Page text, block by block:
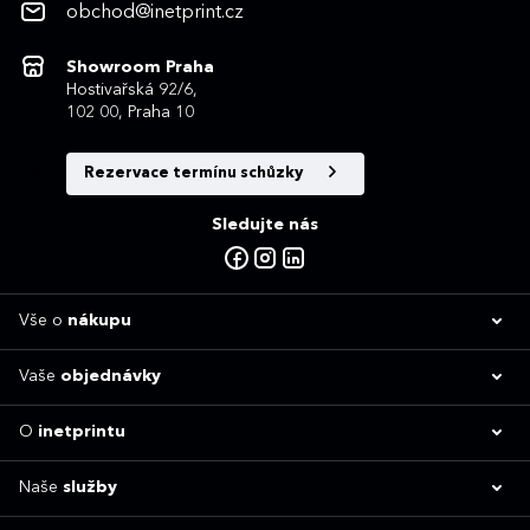
obchod@inetprint.cz
Showroom Praha
Hostivařská 92/6,
102 00, Praha 10
Rezervace termínu schůzky
Sledujte nás
Vše o nákupu
Vaše objednávky
O inetprintu
Naše služby